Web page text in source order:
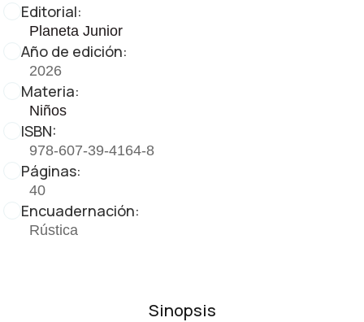
Editorial:
Planeta Junior
Año de edición:
2026
Materia:
Niños
ISBN:
978-607-39-4164-8
Páginas:
40
Encuadernación:
Rústica
Sinopsis